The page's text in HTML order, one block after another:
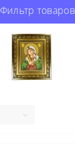
Фильтр товаров